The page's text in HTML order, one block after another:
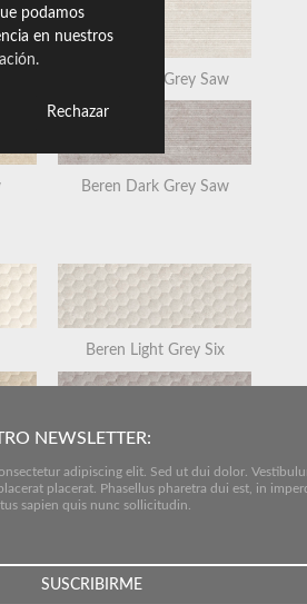
Beren Light Grey Saw
Beren Dark Grey Saw
Beren Light Grey Six
NEWSLETTER:
adipiscing elit. Sed ut dui dolor.
placerat. Phasellus pharetra dui est, in
sapien quis nunc sollicitudin.
podamos
en nuestros
Rechazar